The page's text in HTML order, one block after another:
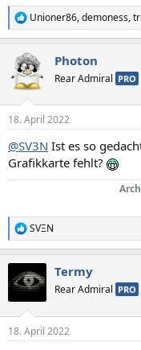
R
e
k
t
i
e
:
Unioner86,demoness,
Photon
Rear Admiral PRO
18. April 2022
@SV3N Ist es so
Grafikkarte fehlt?
Arch
R
e
k
t
e
SVΞN
Termy
Rear Admiral PRO
18. April 2022